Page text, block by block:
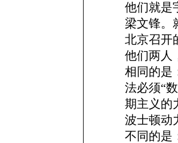
他们就是
梁文锋。
北京召开
他们两人
相同的是
法必须“
期主义的
波士顿动
不同的是